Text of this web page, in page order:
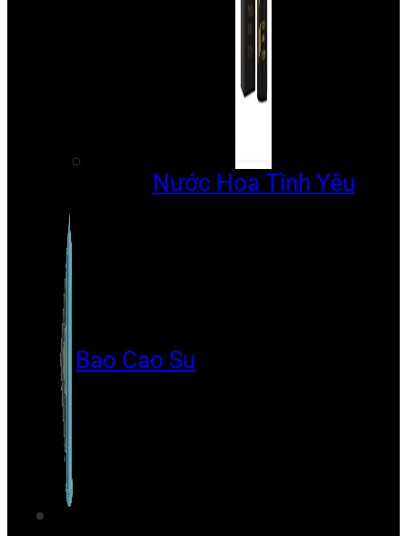
Nước Hoa Tình Yêu
Bao Cao Su